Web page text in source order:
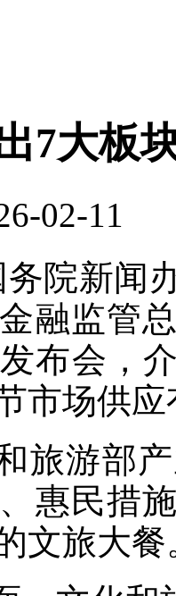
7大板
02-11
务院新闻
融监管
布会，
市场供
旅游部
惠民措
文旅大餐